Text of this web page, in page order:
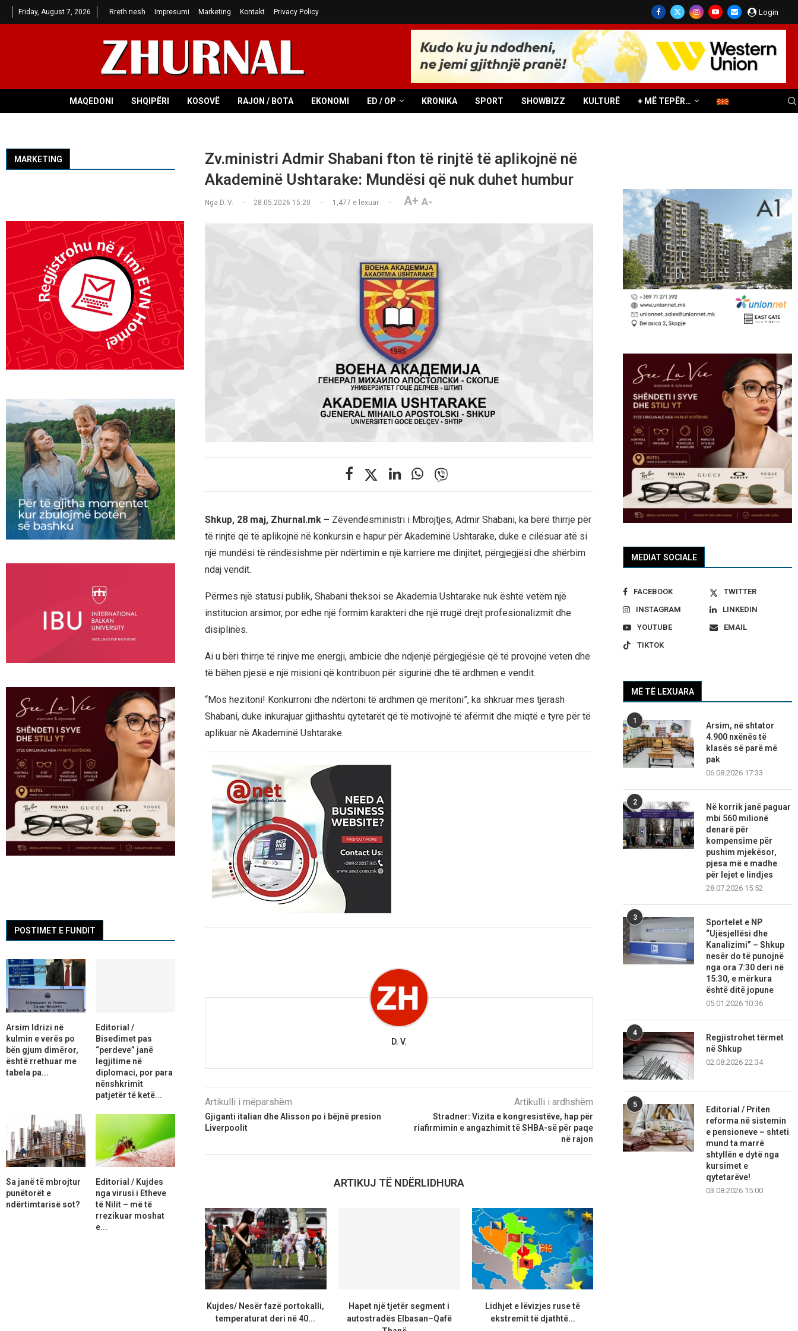
Friday, August 7, 2026 Rreth nesh Impresumi Marketing Kontakt Privacy Policy Login
MAQEDONI SHQIPËRI KOSOVË RAJON / BOTA EKONOMI ED / OP KRONIKA SPORT SHOWBIZZ KULTURË + MË TEPËR…
Zv.ministri Admir Shabani fton të rinjtë të aplikojnë në
Akademinë Ushtarake: Mundësi që nuk duhet humbur
Nga D. V. 28.05.2026 15:20 1,477 e lexuar A+ A-
Shkup, 28 maj, Zhurnal.mk – Zëvendësministri i Mbrojtjes, Admir Shabani, ka bërë thirrje për
të rinjtë që të aplikojnë në konkursin e hapur për Akademinë Ushtarake, duke e cilësuar atë si
një mundësi të rëndësishme për ndërtimin e një karriere me dinjitet, përgjegjësi dhe shërbim
ndaj vendit.
Përmes një statusi publik, Shabani theksoi se Akademia Ushtarake nuk është vetëm një
institucion arsimor, por edhe një formim karakteri dhe një rrugë drejt profesionalizmit dhe
disiplinës.
Ai u bëri thirrje të rinjve me energji, ambicie dhe ndjenjë përgjegjësie që të provojnë veten dhe
të bëhen pjesë e një misioni që kontribuon për sigurinë dhe të ardhmen e vendit.
“Mos hezitoni! Konkurroni dhe ndërtoni të ardhmen që meritoni”, ka shkruar mes tjerash
Shabani, duke inkurajuar gjithashtu qytetarët që të motivojnë të afërmit dhe miqtë e tyre për të
aplikuar në Akademinë Ushtarake.
D. V.
Artikulli i mëparshëm
Gjiganti italian dhe Alisson po i bëjnë presion
Liverpoolit
Artikulli i ardhshëm
Stradner: Vizita e kongresistëve, hap për
riafirmimin e angazhimit të SHBA-së për paqe
në rajon
ARTIKUJ TË NDËRLIDHURA
Kujdes/ Nesër fazë portokalli,
temperaturat deri në 40...
Hapet një tjetër segment i
autostradës Elbasan–Qafë
Lidhjet e lëvizjes ruse të
ekstremit të djathtë...
MEDIAT SOCIALE
FACEBOOK
TWITTER
INSTAGRAM
LINKEDIN
YOUTUBE
EMAIL
TIKTOK
MË TË LEXUARA
1
Arsim, në shtator
4.900 nxënës të
klasës së parë më
pak
06.08.2026 17:33
2
Në korrik janë paguar
mbi 560 milionë
denarë për
kompensime për
pushim mjekësor,
pjesa më e madhe
për lejet e lindjes
28.07.2026 15:52
3
Sportelet e NP
“Ujësjellësi dhe
Kanalizimi” – Shkup
nesër do të punojnë
nga ora 7:30 deri në
15:30, e mërkura
është ditë jopune
05.01.2026 10:36
4
Regjistrohet tërmet
në Shkup
02.08.2026 22:34
5
Editorial / Priten
reforma në sistemin
e pensioneve – shteti
mund ta marrë
shtyllën e dytë nga
kursimet e
qytetarëve!
03.08.2026 15:00
MARKETING
POSTIMET E FUNDIT
Arsim Idrizi në
kulmin e verës po
bën gjum dimëror,
është rrethuar me
tabela pa...
Editorial /
Bisedimet pas
“perdeve” janë
legjitime në
diplomaci, por para
nënshkrimit
patjetër të ketë...
Sa janë të mbrojtur
punëtorët e
ndërtimtarisë sot?
Editorial / Kujdes
nga virusi i Etheve
të Nilit – më të
rrezikuar moshat
e...